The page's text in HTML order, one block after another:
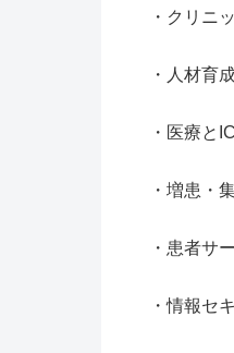
クリニ
人材育
医療と
増患・
患者サ
情報セ